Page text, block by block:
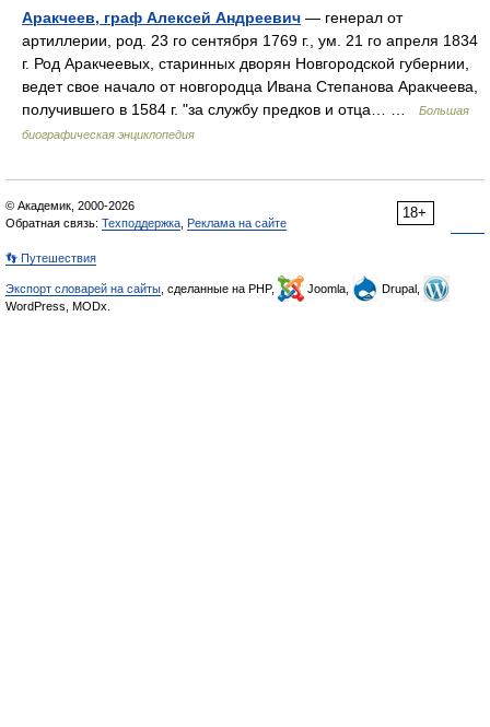
Аракчеев, граф Алексей Андреевич — генерал от
артиллерии, род. 23 го сентября 1769 г., ум. 21 го апреля 1834
г. Род Аракчеевых, старинных дворян Новгородской губернии,
ведет свое начало от новгородца Ивана Степанова Аракчеева,
получившего в 1584 г. "за службу предков и отца… …
Большая
биографическая энциклопедия
18+
© Академик, 2000-2026
Обратная связь: Техподдержка Реклама на сайте
👣 Путешествия
Экспорт словарей на сайты , сделанные на PHP, Joomla,
Drupal,
WordPress, MODx.